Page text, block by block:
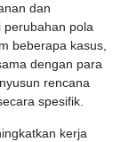
dan
perubahan pola
beberapa kasus,
dengan para
rencana
spesifik.
kerja